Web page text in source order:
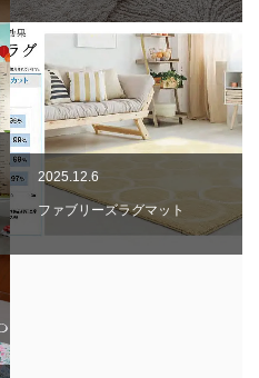
2025.12.6
ファブリーズラグマット